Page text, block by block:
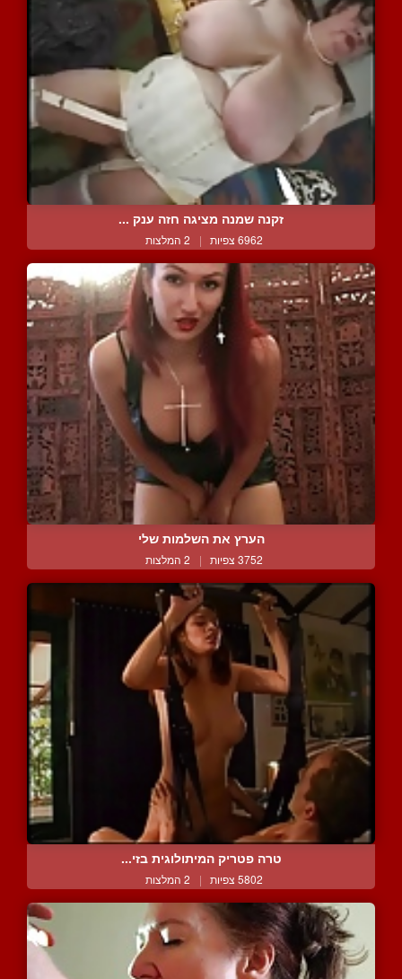
זקנה שמנה מציגה חזה ענק ...
6962 צפיות | 2 המלצות
הערץ את השלמות שלי
3752 צפיות | 2 המלצות
טרה פטריק המיתולוגית בזי...
5802 צפיות | 2 המלצות